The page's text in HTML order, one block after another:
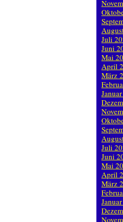
Juli
Juni
Mai
April
März
Juli
Juni
Mai
April
März